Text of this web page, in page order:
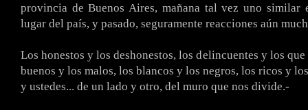
provincia de Buenos Aires, mañana tal vez uno similar
lugar del país, y pasado, seguramente reacciones aún
Los honestos y los deshonestos, los delincuentes y los
buenos y los malos, los blancos y los negros, los ricos y
y ustedes... de un lado y otro, del muro que nos divide.-